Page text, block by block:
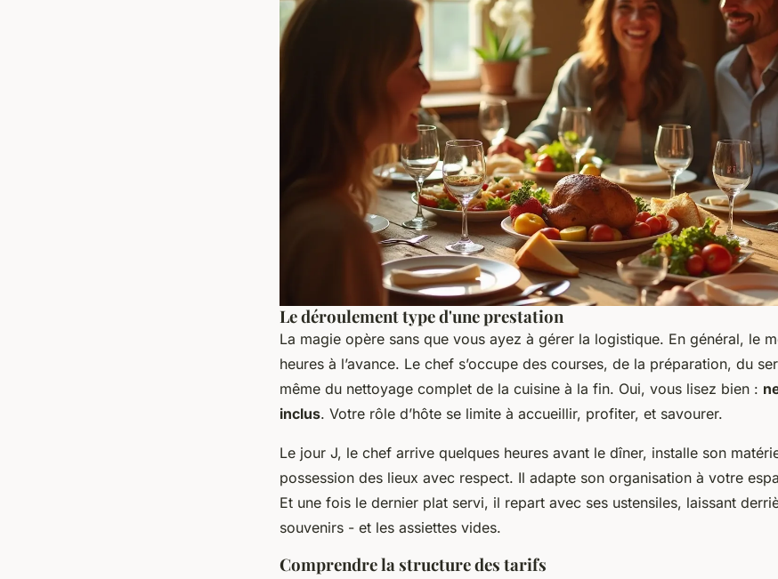
Le déroulement type d'une prestation
La magie opère sans que vous ayez à gérer la logistique. En général, le
heures à l’avance. Le chef s’occupe des courses, de la préparation, du
même du nettoyage complet de la cuisine à la fin. Oui, vous lisez bien :
inclus. Votre rôle d’hôte se limite à accueillir, profiter, et savourer.
Le jour J, le chef arrive quelques heures avant le dîner, installe son
possession des lieux avec respect. Il adapte son organisation à votre
Et une fois le dernier plat servi, il repart avec ses ustensiles, laissant
souvenirs - et les assiettes vides.
Comprendre la structure des tarifs